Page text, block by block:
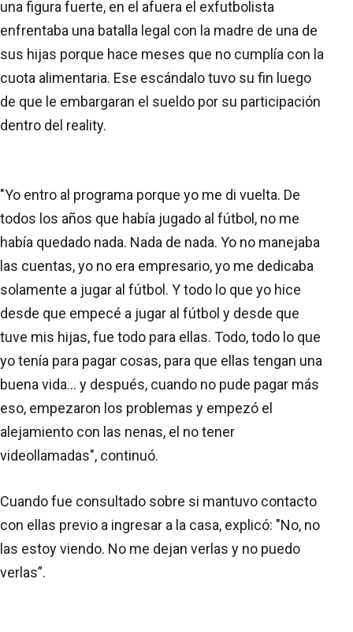
una figura fuerte, en el afuera el exfutbolista
enfrentaba una batalla legal con la madre de una de
sus hijas porque hace meses que no cumplía con la
cuota alimentaria. Ese escándalo tuvo su fin luego
de que le embargaran el sueldo por su participación
dentro del reality.
"Yo entro al programa porque yo me di vuelta. De
todos los años que había jugado al fútbol, no me
había quedado nada. Nada de nada. Yo no manejaba
las cuentas, yo no era empresario, yo me dedicaba
solamente a jugar al fútbol. Y todo lo que yo hice
desde que empecé a jugar al fútbol y desde que
tuve mis hijas, fue todo para ellas. Todo, todo lo que
yo tenía para pagar cosas, para que ellas tengan una
buena vida... y después, cuando no pude pagar más
eso, empezaron los problemas y empezó el
alejamiento con las nenas, el no tener
videollamadas", continuó.
Cuando fue consultado sobre si mantuvo contacto
con ellas previo a ingresar a la casa, explicó: "No, no
las estoy viendo. No me dejan verlas y no puedo
verlas”.